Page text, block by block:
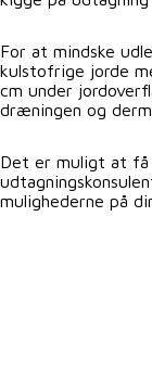
For at mindske
kulstofrige jorde
cm under
dræningen og
Det er muligt at
mulighederne på